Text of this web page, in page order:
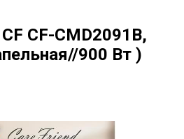
CF-CMD2091B,
900 Вт )